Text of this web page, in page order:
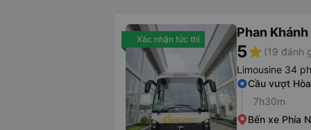
Xác nhận tức thì Phan Khánh
5star (19 đánh
Limousine 34
Cầu vượt Hòa
7h30m
Bến xe Phía